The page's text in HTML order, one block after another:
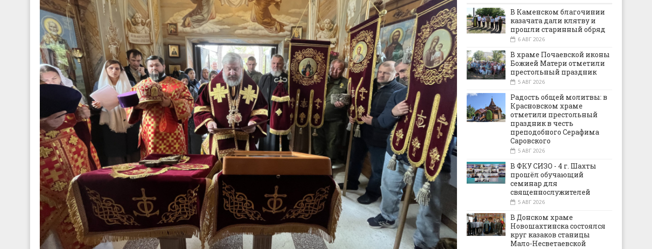
В Каменском благочинии
казачата дали клятву и
прошли старинный обряд
6 АВГ 2026
В храме Почаевской иконы
Божией Матери отметили
престольный праздник
5 АВГ 2026
Радость общей молитвы: в
Красновском храме
отметили престольный
праздник в честь
преподобного Серафима
Саровского
5 АВГ 2026
В ФКУ СИЗО - 4 г. Шахты
прошёл обучающий
семинар для
священнослужителей
5 АВГ 2026
В Донском храме
Новошахтинска состоялся
круг казаков станицы
Мало-Несветаевской